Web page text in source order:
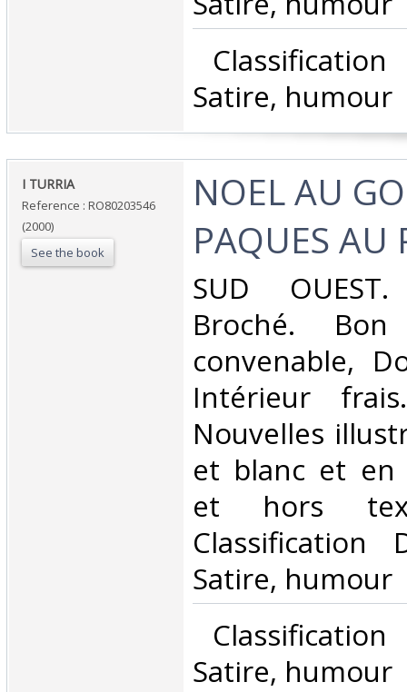
Satire, humour‎
‎I TURRIA‎
Reference : RO80203546
(2000)
See the book
‎NOEL AU
PAQUES AU
‎SUD
Broché.
convenable,
Intérieur
Nouvelles
et blanc et en
et hors
Classification
Satire, humour‎
Satire, humour‎